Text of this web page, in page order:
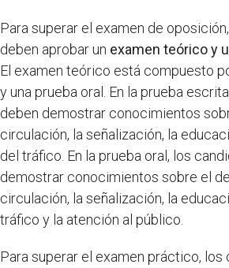
Para superar el examen de
deben aprobar un examen teórico y
El examen teórico está compuesto
y una prueba oral. En la prueba
deben demostrar conocimientos
circulación, la señalización, la
del tráfico. En la prueba oral, los
demostrar conocimientos sobre el
circulación, la señalización, la
tráfico y la atención al público.
Para superar el examen práctico, los